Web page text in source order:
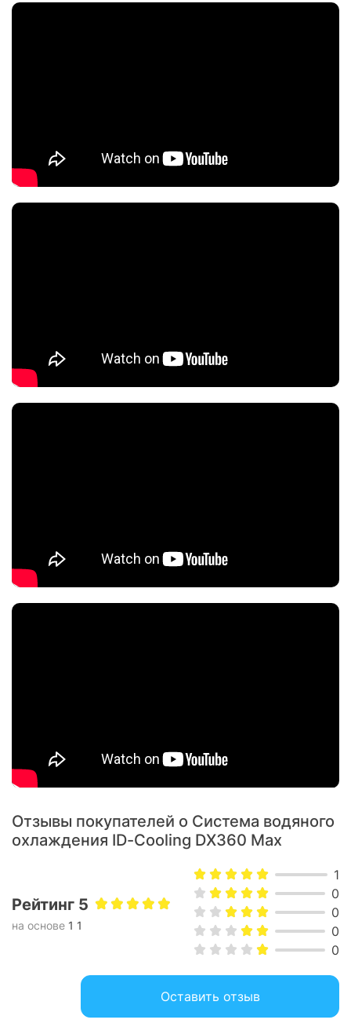
DX360 MAX оснащен специально разработанным
насосом 7-го поколения с максимальной
38 мм увеличена на 40% благодаря увеличению
количества ребер. Это улучшает рассеивание
тепла и увеличивает содержание жидкости. Как
системе водяного охлаждения, позволяя
эффективнее управлять температурными
пиками.
Отзывы покупателей о Система водяного
охлаждения ID-Cooling DX360 Max
Рейтинг 5
на основе 1 1
1
0
0
0
0
Оставить отзыв